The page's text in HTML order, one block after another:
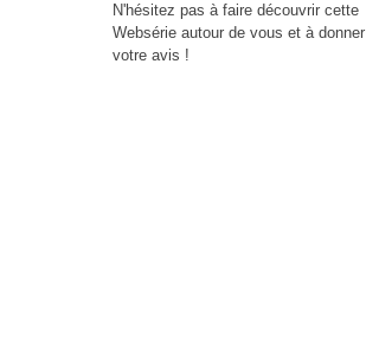
N'hésitez pas à faire découvrir cette
Websérie autour de vous et à donner
votre avis !